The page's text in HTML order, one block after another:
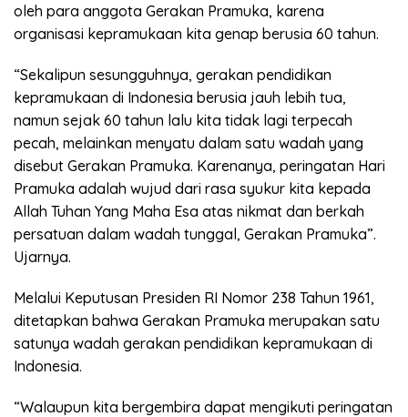
oleh para anggota Gerakan Pramuka, karena
organisasi kepramukaan kita genap berusia 60 tahun.
“Sekalipun sesungguhnya, gerakan pendidikan
kepramukaan di Indonesia berusia jauh lebih tua,
namun sejak 60 tahun lalu kita tidak lagi terpecah
pecah, melainkan menyatu dalam satu wadah yang
disebut Gerakan Pramuka. Karenanya, peringatan Hari
Pramuka adalah wujud dari rasa syukur kita kepada
Allah Tuhan Yang Maha Esa atas nikmat dan berkah
persatuan dalam wadah tunggal, Gerakan Pramuka”.
Ujarnya.
Melalui Keputusan Presiden RI Nomor 238 Tahun 1961,
ditetapkan bahwa Gerakan Pramuka merupakan satu
satunya wadah gerakan pendidikan kepramukaan di
Indonesia.
“Walaupun kita bergembira dapat mengikuti peringatan